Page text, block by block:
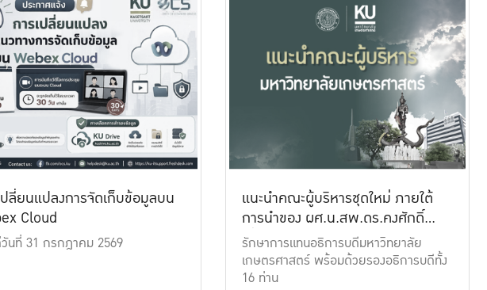
ลี่ยนแปลงการจัดเก็บข้อมูลบน
Cloud
นที่ 31 กรกฎาคม 2569
แนะนำคณะผู้บริหารชุดใหม่ ภายใต้
การนำของ ผศ.น.สพ.ดร.คงศักดิ์
เที่ยงธรรม
รักษาการแทนอธิการบดีมหาวิทยาลัย
เกษตรศาสตร์ พร้อมด้วยรองอธิการบดีทั้ง
16 ท่าน